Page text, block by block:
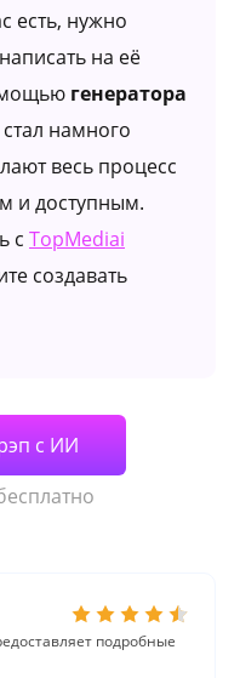
есть, нужно
на её
генератора
намного
весь процесс
и доступным.
с TopMediai
создавать
с ИИ
подробные